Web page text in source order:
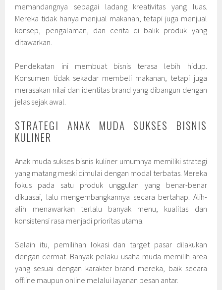
memandangnya sebagai ladang kreativitas yang luas.
Mereka tidak hanya menjual makanan, tetapi juga menjual
konsep, pengalaman, dan cerita di balik produk yang
ditawarkan.
Pendekatan ini membuat bisnis terasa lebih hidup.
Konsumen tidak sekadar membeli makanan, tetapi juga
merasakan nilai dan identitas brand yang dibangun dengan
jelas sejak awal.
STRATEGI ANAK MUDA SUKSES BISNIS
KULINER
Anak muda sukses bisnis kuliner umumnya memiliki strategi
yang matang meski dimulai dengan modal terbatas. Mereka
fokus pada satu produk unggulan yang benar-benar
dikuasai, lalu mengembangkannya secara bertahap. Alih-
alih menawarkan terlalu banyak menu, kualitas dan
konsistensi rasa menjadi prioritas utama.
Selain itu, pemilihan lokasi dan target pasar dilakukan
dengan cermat. Banyak pelaku usaha muda memilih area
yang sesuai dengan karakter brand mereka, baik secara
offline maupun online melalui layanan pesan antar.